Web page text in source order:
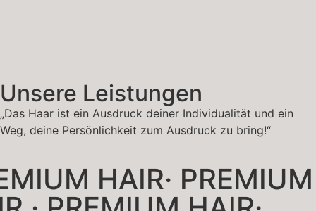
Unsere Leistungen
„Das Haar ist ein Ausdruck deiner Individualität und ein
Weg, deine Persönlichkeit zum Ausdruck zu bring!“
HAIR· PREMIUM